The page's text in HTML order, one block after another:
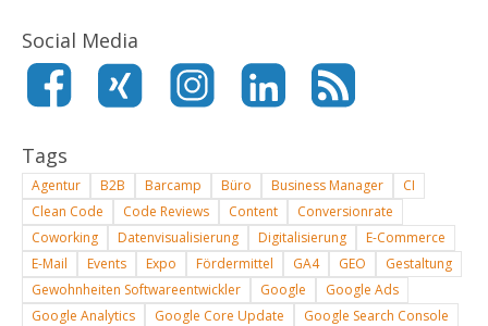
Social Media
Tags
Agentur B2B Barcamp Büro Business Manager
CI
Clean Code
Code Reviews Content
Conversionrate
Coworking
Datenvisualisierung Digitalisierung
E-Commerce
E-Mail
Events Expo Fördermittel GA4 GEO
Gestaltung
Gewohnheiten Softwareentwickler
Google
Google Ads
Google Analytics
Google Core Update
Google Search Console